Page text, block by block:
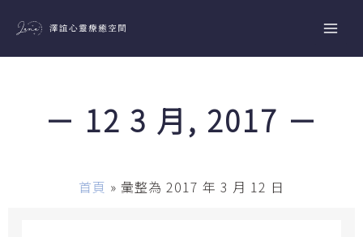
主
－ 12 3 月, 2017 －
首頁 » 彙整為 2017 年 3 月 12 日